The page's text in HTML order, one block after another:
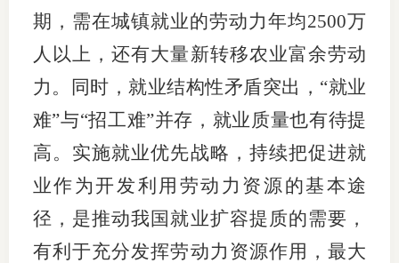
期，需在城镇就业的劳动力年均2500万
人以上，还有大量新转移农业富余劳动
力。同时，就业结构性矛盾突出，“就业
难”与“招工难”并存，就业质量也有待提
高。实施就业优先战略，持续把促进就
业作为开发利用劳动力资源的基本途
径，是推动我国就业扩容提质的需要，
有利于充分发挥劳动力资源作用，最大